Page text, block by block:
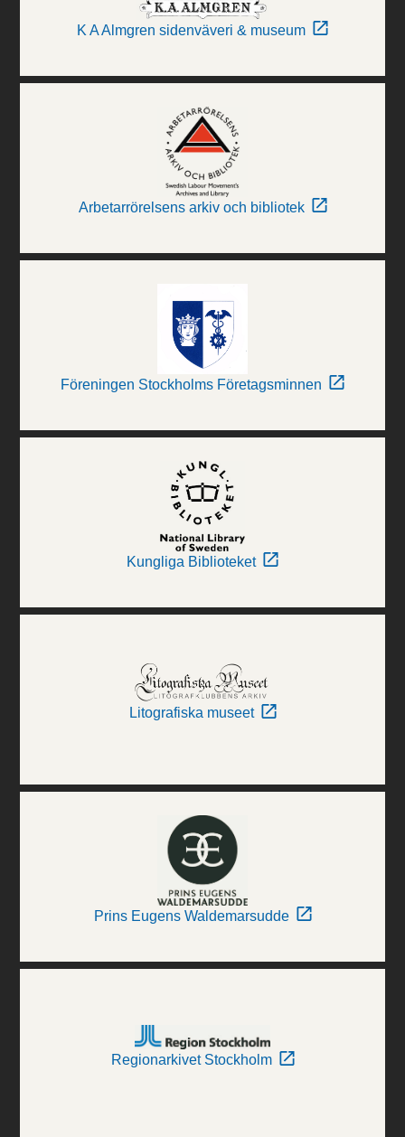
K A Almgren sidenväveri & museum
Arbetarrörelsens arkiv och bibliotek
Föreningen Stockholms Företagsminnen
Kungliga Biblioteket
Litografiska museet
Prins Eugens Waldemarsudde
Regionarkivet Stockholm